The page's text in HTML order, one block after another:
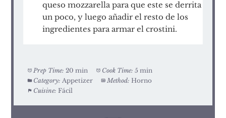
queso mozzarella para que este se derrita
un poco, y luego añadir el resto de los
ingredientes para armar el crostini.
Prep Time: 20 min Cook Time: 5 min
Category: Appetizer Method: Horno
Cuisine: Fácil